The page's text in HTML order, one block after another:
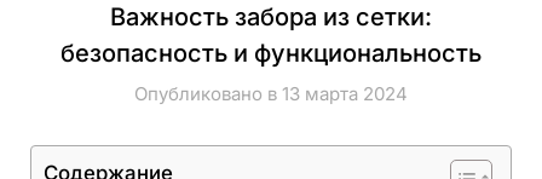
Важность забора из сетки:
безопасность и функциональность
Опубликовано в 13 марта 2024
Содержание